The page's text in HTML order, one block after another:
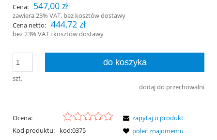
Cena: 547,00 zł
zawiera 23% VAT, bez kosztów dostawy
Cena netto: 444,72 zł
bez 23% VAT i kosztów dostawy
szt.
do koszyka
dodaj do przechowalni
Ocena:
Kod produktu:
kod:0375
zapytaj o produkt
poleć znajomemu